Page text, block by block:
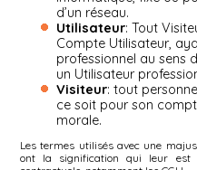
d’un réseau.
Utilisateur: Tout
Compte Utilisateur,
professionnel au sens
un Utilisateur
Visiteur: tout
ce soit pour son
morale.
Les termes utilisés avec une
ont la signification qui leur est